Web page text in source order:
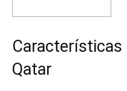
Características
Qatar